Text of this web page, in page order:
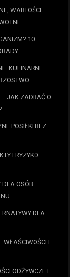
WARTOŚCI
10
KULINARNE
– JAK ZADBAĆ O
POSIŁKI BEZ
I RYZYKO
DLA OSÓB
DLA
WŁAŚCIWOŚCI I
ODŻYWCZE I